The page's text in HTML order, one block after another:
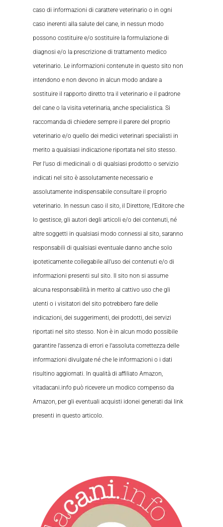
caso di informazioni di carattere veterinario o in ogni
caso inerenti alla salute del cane, in nessun modo
possono costituire e/o sostituire la formulazione di
diagnosi e/o la prescrizione di trattamento medico
veterinario. Le informazioni contenute in questo sito non
intendono e non devono in alcun modo andare a
sostituire il rapporto diretto tra il veterinario e il padrone
del cane o la visita veterinaria, anche specialistica. Si
raccomanda di chiedere sempre il parere del proprio
veterinario e/o quello dei medici veterinari specialisti in
merito a qualsiasi indicazione riportata nel sito stesso.
Per l’uso di medicinali o di qualsiasi prodotto o servizio
indicati nel sito è assolutamente necessario e
assolutamente indispensabile consultare il proprio
veterinario. In nessun caso il sito, il Direttore, l’Editore che
lo gestisce, gli autori degli articoli e/o dei contenuti, né
altre soggetti in qualsiasi modo connessi al sito, saranno
responsabili di qualsiasi eventuale danno anche solo
ipoteticamente collegabile all’uso dei contenuti e/o di
informazioni presenti sul sito. Il sito non si assume
alcuna responsabilità in merito al cattivo uso che gli
utenti o i visitatori del sito potrebbero fare delle
indicazioni, dei suggerimenti, dei prodotti, dei servizi
riportati nel sito stesso. Non è in alcun modo possibile
garantire l’assenza di errori e l’assoluta correttezza delle
informazioni divulgate né che le informazioni o i dati
risultino aggiornati. In qualità di affiliato Amazon,
vitadacani.info può ricevere un modico compenso da
Amazon, per gli eventuali acquisti idonei generati dai link
presenti in questo articolo.